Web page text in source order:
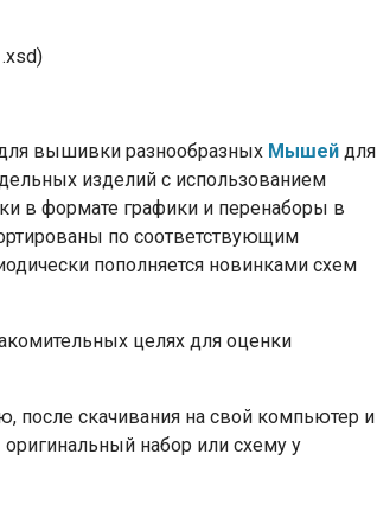
вышивки разнообразных Мышей для
изделий с использованием
в формате графики и перенаборы в
по соответствующим
пополняется новинками схем
целях для оценки
после скачивания на свой компьютер и
набор или схему у